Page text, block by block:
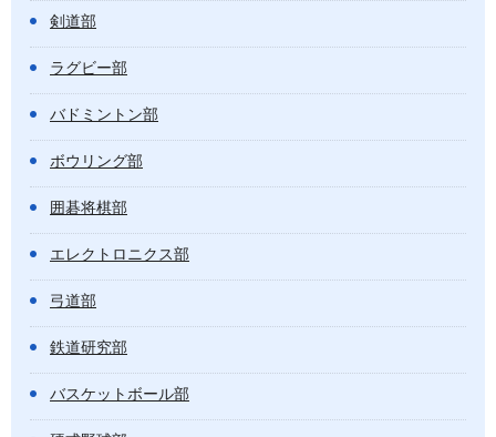
剣道部
ラグビー部
バドミントン部
ボウリング部
囲碁将棋部
エレクトロニクス部
弓道部
鉄道研究部
バスケットボール部